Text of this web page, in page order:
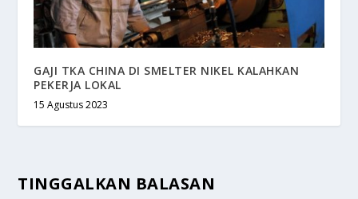
GAJI TKA CHINA DI SMELTER NIKEL KALAHKAN
PEKERJA LOKAL
15 Agustus 2023
TINGGALKAN BALASAN